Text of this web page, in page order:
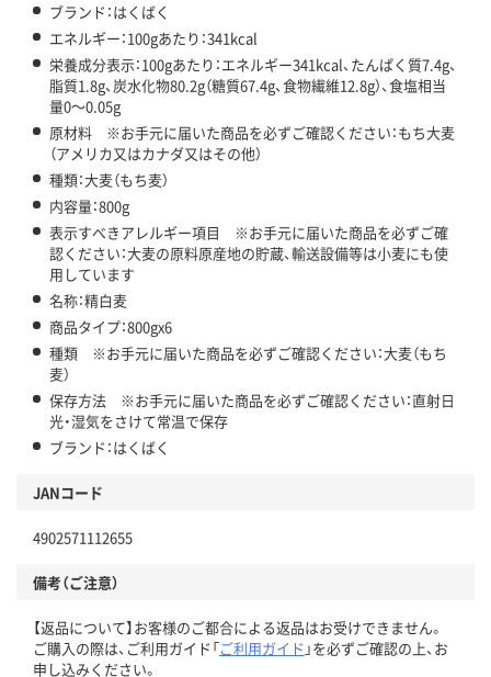
ブランド：はくばく
エネルギー：100gあたり：341kcal
栄養成分表示：100gあたり：エネルギー341kcal、たんぱく質7.4g、
脂質1.8g、炭水化物80.2g（糖質67.4g、食物繊維12.8g）、食塩相当
量0～0.05g
原材料 ※お手元に届いた商品を必ずご確認ください：もち大麦
（アメリカ又はカナダ又はその他）
種類：大麦（もち麦）
内容量：800g
表示すべきアレルギー項目 ※お手元に届いた商品を必ずご確
認ください：大麦の原料原産地の貯蔵、輸送設備等は小麦にも使
用しています
名称：精白麦
商品タイプ：800gx6
種類 ※お手元に届いた商品を必ずご確認ください：大麦（もち
麦）
保存方法 ※お手元に届いた商品を必ずご確認ください：直射日
光・湿気をさけて常温で保存
ブランド：はくばく
JANコード
4902571112655
備考（ご注意）
【返品について】お客様のご都合による返品はお受けできません。
ご購入の際は、ご利用ガイド「ご利用ガイド 」を必ずご確認の上、お
申し込みください。